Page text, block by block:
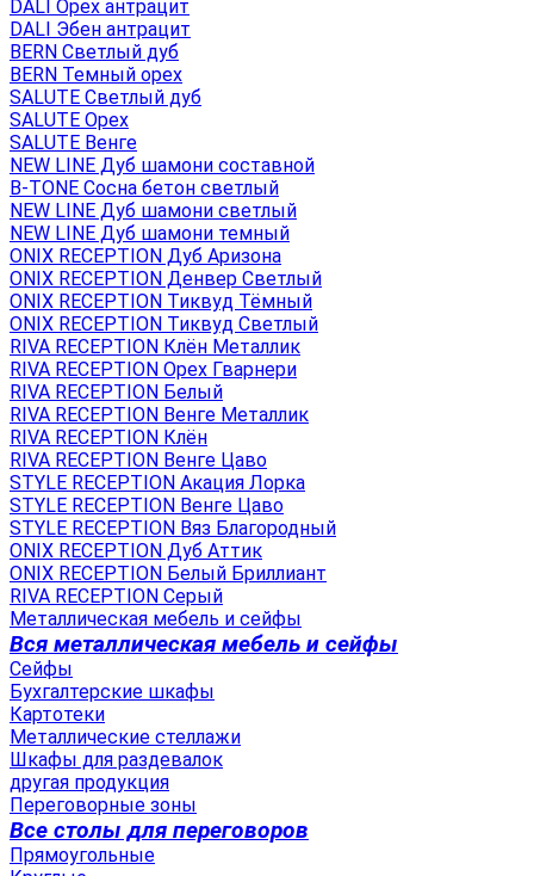
DALI Орех антрацит
DALI Эбен антрацит
BERN Светлый дуб
BERN Темный орех
SALUTE Светлый дуб
SALUTE Орех
SALUTE Венге
NEW LINE Дуб шамони составной
B-TONE Сосна бетон светлый
NEW LINE Дуб шамони светлый
NEW LINE Дуб шамони темный
ONIX RECEPTION Дуб Аризона
ONIX RECEPTION Денвер Светлый
ONIX RECEPTION Тиквуд Тёмный
ONIX RECEPTION Тиквуд Светлый
RIVA RECEPTION Клён Металлик
RIVA RECEPTION Орех Гварнери
RIVA RECEPTION Белый
RIVA RECEPTION Венге Металлик
RIVA RECEPTION Клён
RIVA RECEPTION Венге Цаво
STYLE RECEPTION Акация Лорка
STYLE RECEPTION Венге Цаво
STYLE RECEPTION Вяз Благородный
ONIX RECEPTION Дуб Аттик
ONIX RECEPTION Белый Бриллиант
RIVA RECEPTION Серый
Металлическая мебель и сейфы
Вся металлическая мебель и сейфы
Сейфы
Бухгалтерские шкафы
Картотеки
Металлические стеллажи
Шкафы для раздевалок
другая продукция
Переговорные зоны
Все столы для переговоров
Прямоугольные